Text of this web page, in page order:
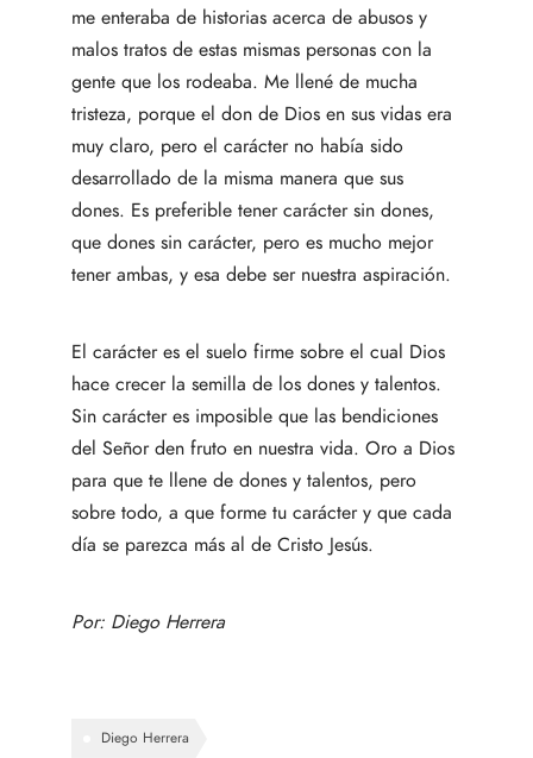
me enteraba de historias acerca de abusos y
malos tratos de estas mismas personas con la
gente que los rodeaba. Me llené de mucha
tristeza, porque el don de Dios en sus vidas era
muy claro, pero el carácter no había sido
desarrollado de la misma manera que sus
dones. Es preferible tener carácter sin dones,
que dones sin carácter, pero es mucho mejor
tener ambas, y esa debe ser nuestra aspiración.
El carácter es el suelo firme sobre el cual Dios
hace crecer la semilla de los dones y talentos.
Sin carácter es imposible que las bendiciones
del Señor den fruto en nuestra vida. Oro a Dios
para que te llene de dones y talentos, pero
sobre todo, a que forme tu carácter y que cada
día se parezca más al de Cristo Jesús.
Por: Diego Herrera
Diego Herrera